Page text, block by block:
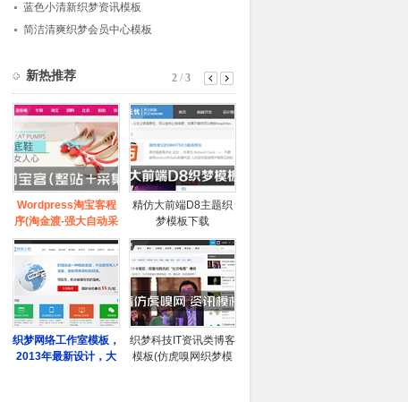
蓝色小清新织梦资讯模板
简洁清爽织梦会员中心模板